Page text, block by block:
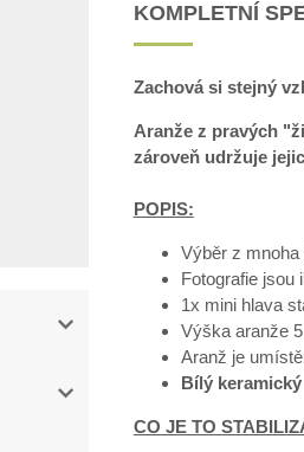
KOMPLETNÍ
Zachová si stejný
Aranže z pravých
zároveň udržuje
POPIS:
Výběr z mnoha
Fotografie jsou
1x mini hlava
Výška aranže
Aranž je
Bílý
CO JE TO